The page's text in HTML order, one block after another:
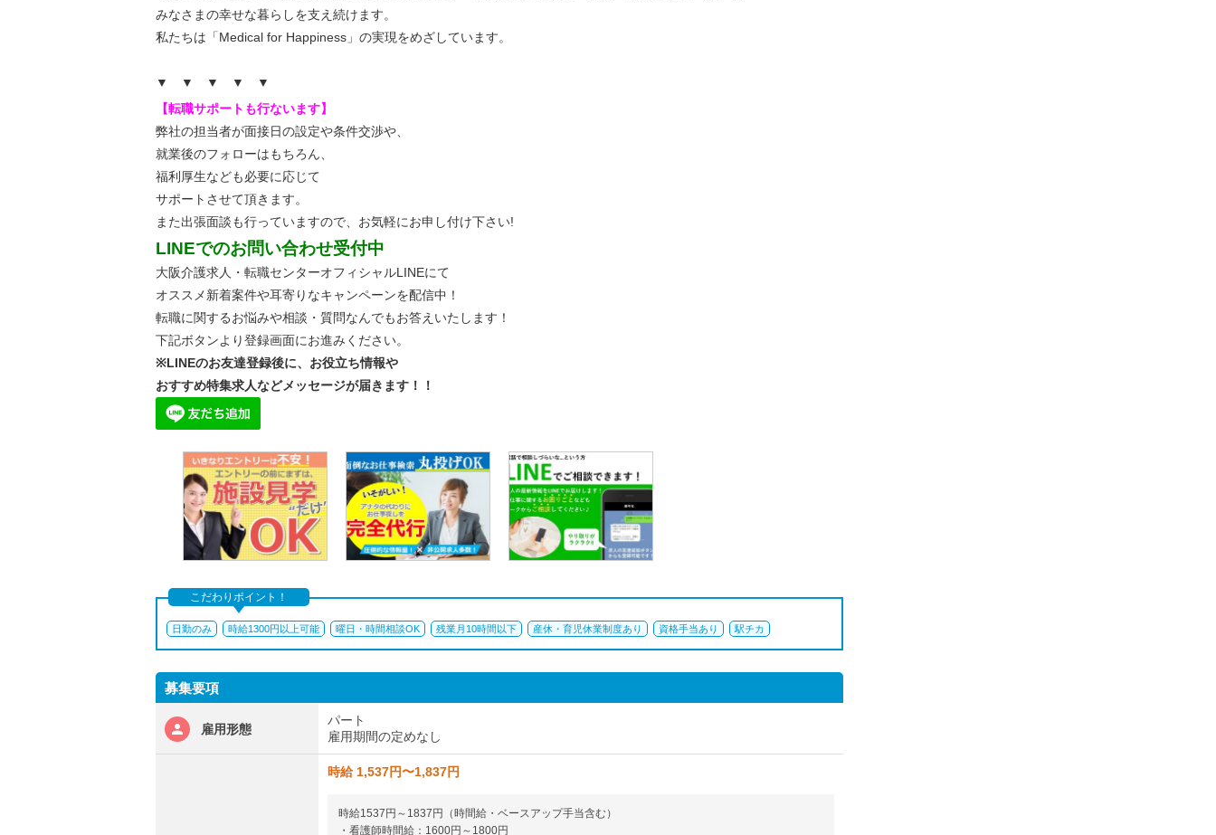
みなさまの幸せな暮らしを支え続けます。
私たちは「Medical for Happiness」の実現をめざしています。
▼ ▼ ▼ ▼ ▼
【転職サポートも行ないます】
弊社の担当者が面接日の設定や条件交渉や、
就業後のフォローはもちろん、
福利厚生なども必要に応じて
サポートさせて頂きます。
また出張面談も行っていますので、 お気軽にお申し付け下さい!
LINEでのお問い合わせ受付中
大阪介護求人・転職センターオフィシャルLINEにて
オススメ新着案件や耳寄りなキャンペーンを配信中！
転職に関するお悩みや相談・質問なんでもお答えいたします！
下記ボタンより登録画面にお進みください。
※LINEのお友達登録後に、お役立ち情報や
おすすめ特集求人などメッセージが届きます！！
こだわりポイント！
日勤のみ 時給1300円以上可能 曜日・時間相談OK 残業月10時間以下 産休・育児休業制度あり 資格手当あり 駅チカ
募集要項
雇用形態
パート
雇用期間の定めなし
時給 1,537円〜1,837円
時給1537円～1837円（時間給・ベースアップ手当含む）
・看護師時間給：1600円～1800円